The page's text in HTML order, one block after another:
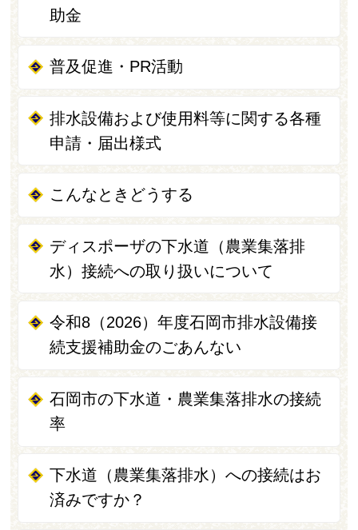
助金
普及促進・PR活動
排水設備および使用料等に関する各種
申請・届出様式
こんなときどうする
ディスポーザの下水道（農業集落排
水）接続への取り扱いについて
令和8（2026）年度石岡市排水設備接
続支援補助金のごあんない
石岡市の下水道・農業集落排水の接続
率
下水道（農業集落排水）への接続はお
済みですか？